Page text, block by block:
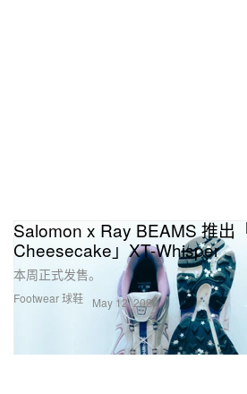
Footwear 球鞋
Salomon x Ray BEAMS 推出
Cheesecake」XT-Whisper
本周正式发售。
May 12, 2026